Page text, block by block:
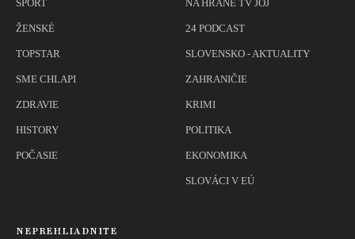
ŠPORT
ŽENSKÉ
TOPSTAR
SME CHLAPI
ZDRAVIE
HISTORY
POČASIE
NA HRANE TV JOJ
24 PODCAST
SLOVENSKO - AKTUALITY
ZAHRANIČIE
KRIMI
POLITIKA
EKONOMIKA
SLOVÁCI V EÚ
NEPREHLIADNITE